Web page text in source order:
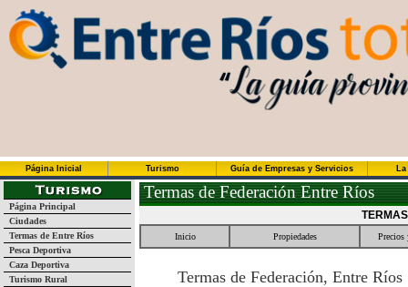
Página Inicial Turismo Guía de Empresas y Servicios
Página Principal
Ciudades
Termas de Entre Ríos
Pesca Deportiva
Caza Deportiva
Turismo Rural
Termas de Federación Entre Ríos
Inicio Propiedades Precios
Termas de Federación, Entre Ríos